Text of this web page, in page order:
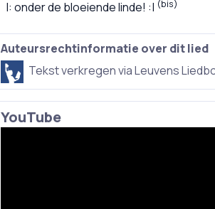
onder de bloeiende linde!
(bis)
Auteursrechtinformatie over dit lied
Tekst verkregen via Leuvens
YouTube